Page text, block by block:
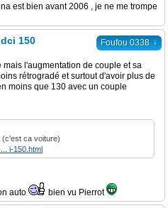
est bien avant 2006 , je ne me trompe
Foufou 0338 ↓
150
l'augmentation de couple et sa
rétrogradé et surtout d'avoir plus de
moins que 130 avec un couple
(c'est ca voiture)
i-150.html
auto bien vu Pierrot